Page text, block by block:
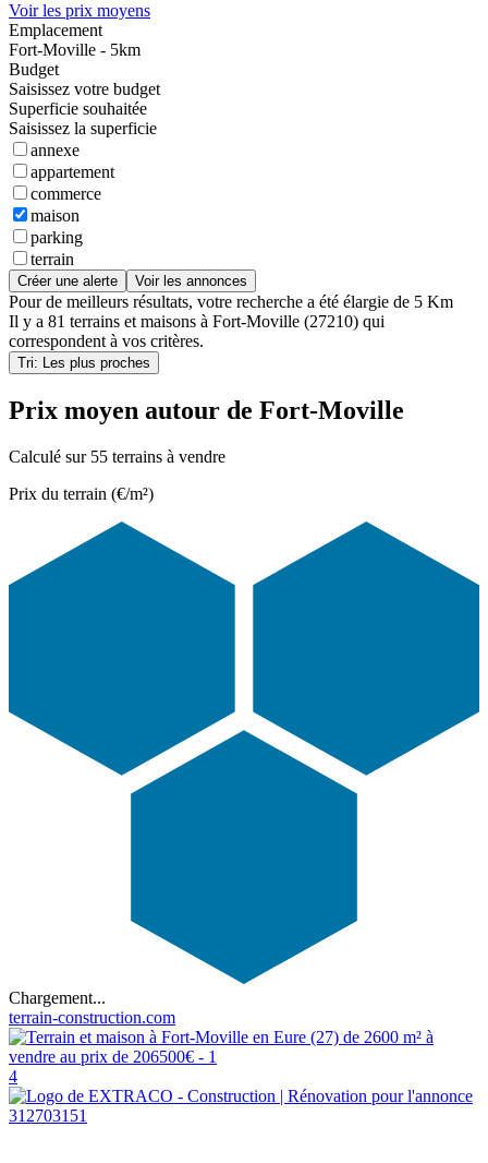
Voir les prix moyens
Emplacement
Fort-Moville - 5km
Budget
Saisissez votre budget
Superficie souhaitée
Saisissez la superficie
annexe
appartement
commerce
maison
parking
terrain
Créer une alerte Voir les annonces
Pour de meilleurs résultats, votre recherche a été élargie de 5 Km
Il y a 81 terrains et maisons à Fort-Moville (27210) qui
correspondent à vos critères.
Tri: Les plus proches
Prix moyen autour de Fort-Moville
Calculé sur 55 terrains à vendre
Prix du terrain (€/m²)
Chargement...
terrain-construction.com
4